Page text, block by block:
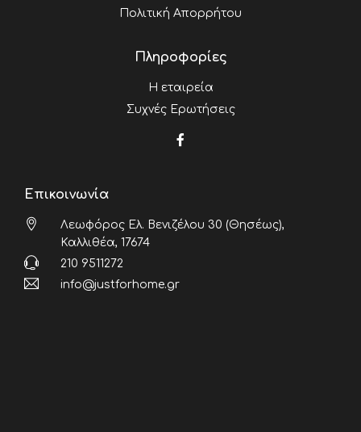
Πολιτική Απορρήτου
Πληροφορίες
Η εταιρεία
Συχνές Ερωτήσεις
Επικοινωνία
Λεωφόρος Ελ. Βενιζέλου 30 (Θησέως),
Καλλιθέα, 17674
210 9511272
info@justforhome.gr